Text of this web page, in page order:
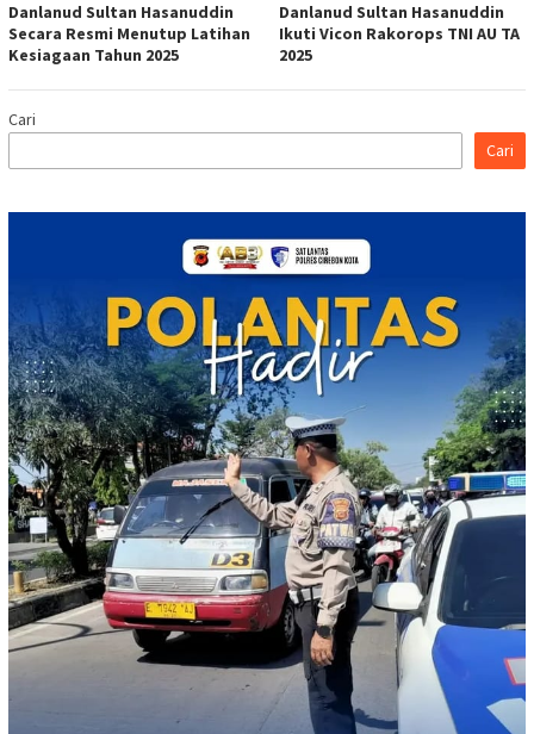
Danlanud Sultan Hasanuddin
Secara Resmi Menutup Latihan
Kesiagaan Tahun 2025
Danlanud Sultan Hasanuddin
Ikuti Vicon Rakorops TNI AU TA
2025
Cari
Cari